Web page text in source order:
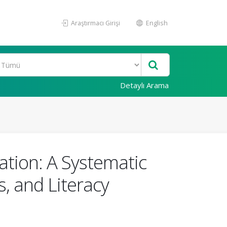
Araştırmacı Girişi English
Detaylı Arama
A Systematic
and Literacy